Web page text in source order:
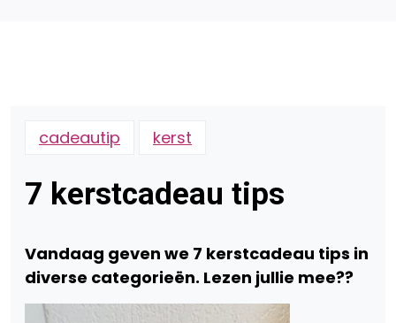
cadeautip kerst
7 kerstcadeau tips
Vandaag geven we 7 kerstcadeau tips in
diverse categorieën. Lezen jullie mee??